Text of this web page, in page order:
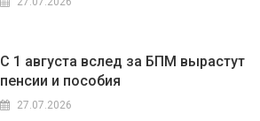
С 1 августа вслед за БПМ вырастут
пенсии и пособия
27.07.2026